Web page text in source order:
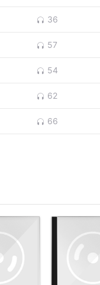
36
57
54
62
66